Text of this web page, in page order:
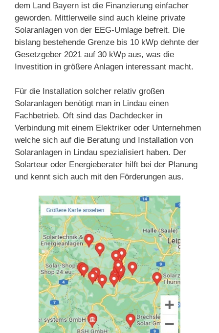
dem Land Bayern ist die Finanzierung einfacher
geworden. Mittlerweile sind auch kleine private
Solaranlagen von der EEG-Umlage befreit. Die
bislang bestehende Grenze bis 10 kWp dehnte der
Gesetzgeber 2021 auf 30 kWp aus, was die
Investition in größere Anlagen interessant macht.
Für die Installation solcher relativ großen
Solaranlagen benötigt man in Lindau einen
Fachbetrieb. Oft sind das Dachdecker in
Verbindung mit einem Elektriker oder Unternehmen
welche sich auf die Beratung und Installation von
Solaranlagen in Lindau spezialisiert haben. Der
Solarteur oder Energieberater hilft bei der Planung
und kennt sich auch mit den Förderungen aus.